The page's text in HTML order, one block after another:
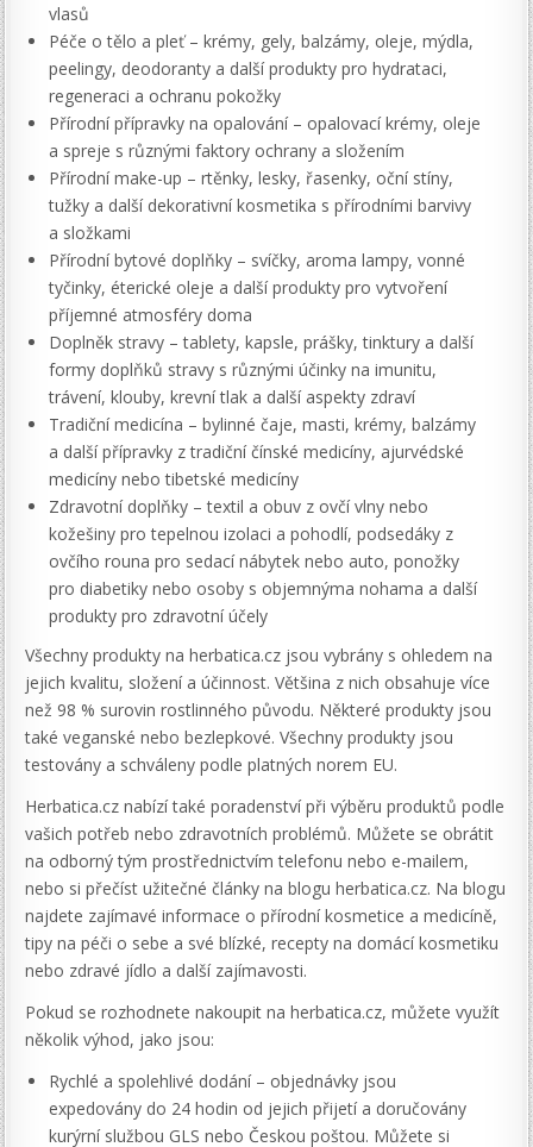
vlasů
Péče o tělo a pleť – krémy, gely, balzámy, oleje, mýdla,
peelingy, deodoranty a další produkty pro hydrataci,
regeneraci a ochranu pokožky
Přírodní přípravky na opalování – opalovací krémy, oleje
a spreje s různými faktory ochrany a složením
Přírodní make-up – rtěnky, lesky, řasenky, oční stíny,
tužky a další dekorativní kosmetika s přírodními barvivy
a složkami
Přírodní bytové doplňky – svíčky, aroma lampy, vonné
tyčinky, éterické oleje a další produkty pro vytvoření
příjemné atmosféry doma
Doplněk stravy – tablety, kapsle, prášky, tinktury a další
formy doplňků stravy s různými účinky na imunitu,
trávení, klouby, krevní tlak a další aspekty zdraví
Tradiční medicína – bylinné čaje, masti, krémy, balzámy
a další přípravky z tradiční čínské medicíny, ajurvédské
medicíny nebo tibetské medicíny
Zdravotní doplňky – textil a obuv z ovčí vlny nebo
kožešiny pro tepelnou izolaci a pohodlí, podsedáky z
ovčího rouna pro sedací nábytek nebo auto, ponožky
pro diabetiky nebo osoby s objemnýma nohama a další
produkty pro zdravotní účely
Všechny produkty na herbatica.cz jsou vybrány s ohledem na
jejich kvalitu, složení a účinnost. Většina z nich obsahuje více
než 98 % surovin rostlinného původu. Některé produkty jsou
také veganské nebo bezlepkové. Všechny produkty jsou
testovány a schváleny podle platných norem EU.
Herbatica.cz nabízí také poradenství při výběru produktů podle
vašich potřeb nebo zdravotních problémů. Můžete se obrátit
na odborný tým prostřednictvím telefonu nebo e-mailem,
nebo si přečíst užitečné články na blogu herbatica.cz. Na blogu
najdete zajímavé informace o přírodní kosmetice a medicíně,
tipy na péči o sebe a své blízké, recepty na domácí kosmetiku
nebo zdravé jídlo a další zajímavosti.
Pokud se rozhodnete nakoupit na herbatica.cz, můžete využít
několik výhod, jako jsou:
Rychlé a spolehlivé dodání – objednávky jsou
expedovány do 24 hodin od jejich přijetí a doručovány
kurýrní službou GLS nebo Českou poštou. Můžete si